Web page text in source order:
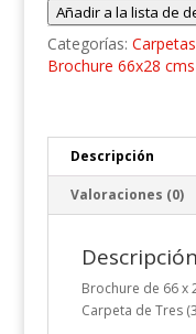
Grs
MT
+
Añadir a la lista de
Categorías:
Brochure 66x28 cms
Descripción
Valoraciones (0)
Descripción
Brochure de 66 x
Carpeta de Tres